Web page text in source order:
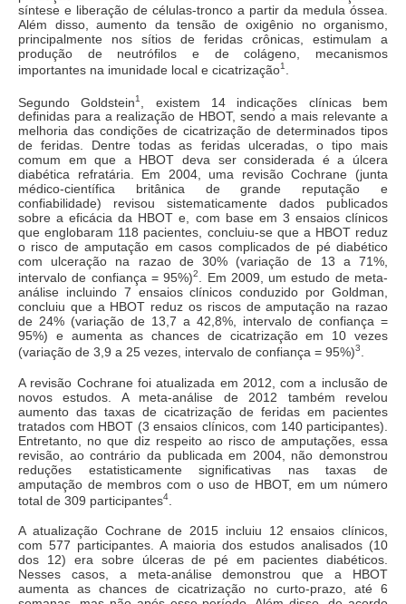
síntese e liberação de células-tronco a partir da medula óssea.
Além disso, aumento da tensão de oxigênio no organismo,
principalmente nos sítios de feridas crônicas, estimulam a
produção de neutrófilos e de colágeno, mecanismos
importantes na imunidade local e cicatrização1
Segundo Goldstein1
, existem 14 indicações clínicas bem
definidas para a realização de HBOT, sendo a mais relevante a
melhoria das condições de cicatrização de determinados tipos
de feridas. Dentre todas as feridas ulceradas, o tipo mais
comum em que a HBOT deva ser considerada é a úlcera
diabética refratária. Em 2004, uma revisão Cochrane (junta
médico-científica britânica de grande reputação e
confiabilidade) revisou sistematicamente dados publicados
sobre a eficácia da HBOT e, com base em 3 ensaios clínicos
que englobaram 118 pacientes, concluiu-se que a HBOT reduz
o risco de amputação em casos complicados de pé diabético
com ulceração na razao de 30% (variação de 13 a 71%,
intervalo de confiança = 95%)2
. Em 2009, um estudo de meta-
análise incluindo 7 ensaios clínicos conduzido por Goldman,
concluiu que a HBOT reduz os riscos de amputação na razao
de 24% (variação de 13,7 a 42,8%, intervalo de confiança =
95%) e aumenta as chances de cicatrização em 10 vezes
(variação de 3,9 a 25 vezes, intervalo de confiança = 95%)3
A revisão Cochrane foi atualizada em 2012, com a inclusão de
novos estudos. A meta-análise de 2012 também revelou
aumento das taxas de cicatrização de feridas em pacientes
tratados com HBOT (3 ensaios clínicos, com 140 participantes).
Entretanto, no que diz respeito ao risco de amputações, essa
revisão, ao contrário da publicada em 2004, não demonstrou
reduções estatisticamente significativas nas taxas de
amputação de membros com o uso de HBOT, em um número
total de 309 participantes4
A atualização Cochrane de 2015 incluiu 12 ensaios clínicos,
com 577 participantes. A maioria dos estudos analisados (10
dos 12) era sobre úlceras de pé em pacientes diabéticos.
Nesses casos, a meta-análise demonstrou que a HBOT
aumenta as chances de cicatrização no curto-prazo, até 6